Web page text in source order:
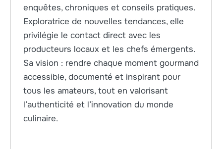
enquêtes, chroniques et conseils pratiques.
Exploratrice de nouvelles tendances, elle
privilégie le contact direct avec les
producteurs locaux et les chefs émergents.
Sa vision : rendre chaque moment gourmand
accessible, documenté et inspirant pour
tous les amateurs, tout en valorisant
l’authenticité et l’innovation du monde
culinaire.